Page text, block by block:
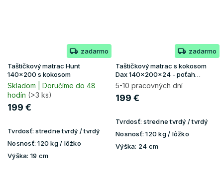
zadarmo
Taštičkový matrac Hunt
140x200 s kokosom
Skladom | Doručíme do 48
hodín (>3 ks)
199 €
Tvrdosť: stredne tvrdý / tvrdý
Nosnosť: 120 kg / lôžko
Výška: 19 cm
zadarmo
Taštičkový matrac s kokosom
Dax 140x200x24 - poťah
Lavender
5-10 pracovných dní
199 €
Tvrdosť: stredne tvrdý / tvrdý
Nosnosť: 120 kg / lôžko
Výška: 24 cm